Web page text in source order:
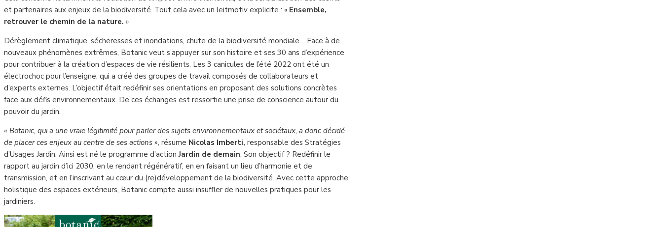
et partenaires aux enjeux de la biodiversité. Tout cela avec un leitmotiv explicite : « Ensemble,
retrouver le chemin de la nature. »
Dérèglement climatique, sécheresses et inondations, chute de la biodiversité mondiale… Face à de
nouveaux phénomènes extrêmes, Botanic veut s’appuyer sur son histoire et ses 30 ans d’expérience
pour contribuer à la création d’espaces de vie résilients. Les 3 canicules de l’été 2022 ont été un
électrochoc pour l’enseigne, qui a créé des groupes de travail composés de collaborateurs et
d’experts externes. L’objectif était redéfinir ses orientations en proposant des solutions concrètes
face aux défis environnementaux. De ces échanges est ressortie une prise de conscience autour du
pouvoir du jardin.
« Botanic, qui a une vraie légitimité pour parler des sujets environnementaux et sociétaux, a donc décidé
de placer ces enjeux au centre de ses actions », résume Nicolas Imberti, responsable des Stratégies
d’Usages Jardin. Ainsi est né le programme d’actionJardin de demain. Son objectif ? Redéfinir le
rapport au jardin d’ici 2030, en le rendant régénératif, en en faisant un lieu d’harmonie et de
transmission, et en l’inscrivant au cœur du (re)développement de la biodiversité. Avec cette approche
holistique des espaces extérieurs, Botanic compte aussi insuffler de nouvelles pratiques pour les
jardiniers.